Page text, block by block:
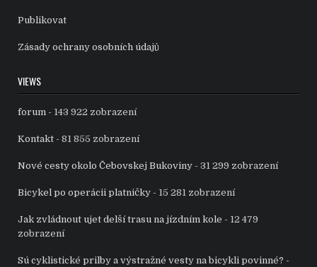
Publikovat
Zásady ochrany osobních údajů
VIEWS
forum - 143 922 zobrazení
Kontakt - 81 855 zobrazení
Nové cesty okolo Čebovskej Bukoviny - 31 299 zobrazení
Bicykel po operácii platničky - 15 281 zobrazení
Jak zvládnout ujet delší trasu na jízdním kole - 12 479
zobrazení
Sú cyklistické prilby a výstražné vesty na bicykli povinné? -